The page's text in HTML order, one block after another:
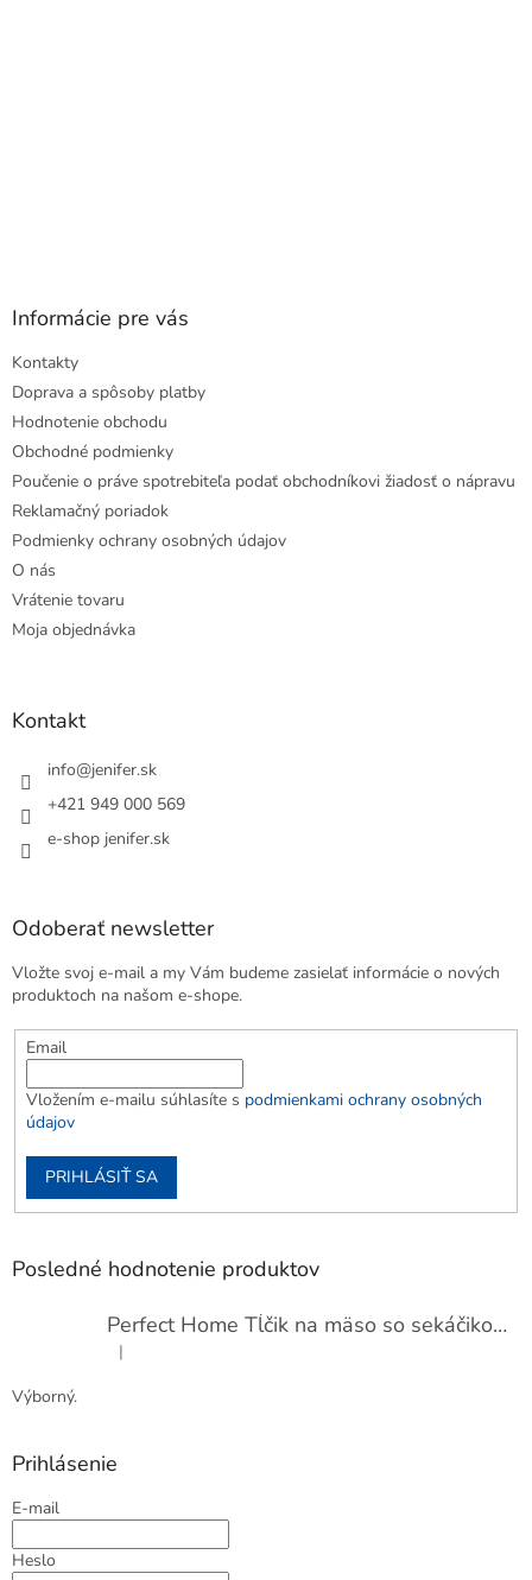
Informácie pre vás
Kontakty
Doprava a spôsoby platby
Hodnotenie obchodu
Obchodné podmienky
Poučenie o práve spotrebiteľa podať obchodníkovi žiadosť o nápravu
Reklamačný poriadok
Podmienky ochrany osobných údajov
O nás
Vrátenie tovaru
Moja objednávka
Kontakt
info@jenifer.sk
+421 949 000 569
e-shop jenifer.sk
Odoberať newsletter
Vložte svoj e-mail a my Vám budeme zasielať informácie o nových
produktoch na našom e-shope.
Email
Vložením e-mailu súhlasíte s podmienkami ochrany osobných
údajov
PRIHLÁSIŤ SA
Posledné hodnotenie produktov
Perfect Home Tĺčik na mäso so sekáčikom, 56893
Hodnotenie produktu je 5 z 5 hviezdičiek.
|
Výborný.
Prihlásenie
E-mail
Heslo